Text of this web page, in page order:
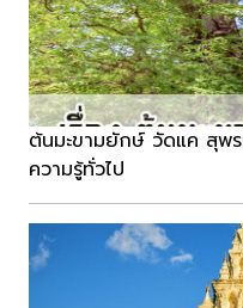
ต้นมะขามยักษ์ วัดแค สุพ
ความรู้ทั่วไป